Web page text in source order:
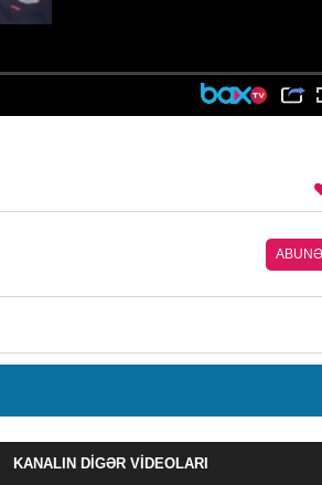
ABUNƏ
KANALIN DIGƏR VIDEOLARI